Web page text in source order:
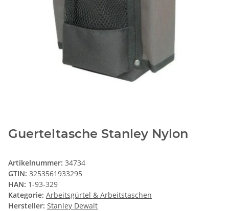
Guerteltasche Stanley Nylon
Artikelnummer: 34734
GTIN: 3253561933295
HAN: 1-93-329
Kategorie: Arbeitsgürtel & Arbeitstaschen
Hersteller: Stanley Dewalt